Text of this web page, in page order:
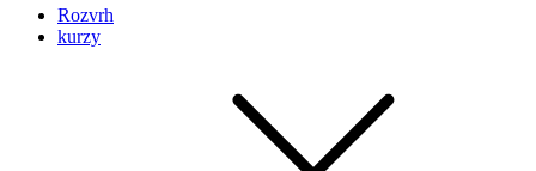
Rozvrh
kurzy